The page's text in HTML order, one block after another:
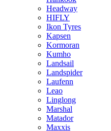
Headway
HIFLY
Ikon Tyres
Kapsen
Kormoran
Kumho
Landsail
Landspider
Laufenn
Leao
Linglong
Marshal
Matador
Maxxis